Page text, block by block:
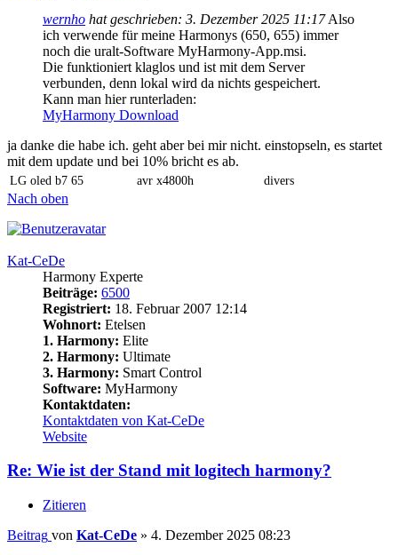
wernho hat geschrieben: 3. Dezember 2025 11:17Also
ich verwende für meine Harmonys (650, 655) immer
noch die uralt-Software MyHarmony-App.msi.
Die funktioniert klaglos und ist mit dem Server
verbunden, denn lokal wird da nichts gespeichert.
Kann man hier runterladen:
MyHarmony Download
ja danke die habe ich. geht aber bei mir nicht. einstopseln, es startet
mit dem update und bei 10% bricht es ab.
LG oled b7 65 avr x4800h divers
Nach oben
Kat-CeDe
Harmony Experte
Beiträge: 6500
Registriert: 18. Februar 2007 12:14
Wohnort: Etelsen
1. Harmony: Elite
2. Harmony: Ultimate
3. Harmony: Smart Control
Software: MyHarmony
Kontaktdaten:
Kontaktdaten von Kat-CeDe
Website
Re: Wie ist der Stand mit logitech harmony?
Zitieren
Beitrag von Kat-CeDe » 4. Dezember 2025 08:23